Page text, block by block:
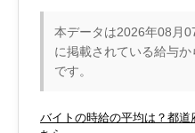
本データは2026年08月
に掲載されている給与
です。
バイトの時給の平均は？都